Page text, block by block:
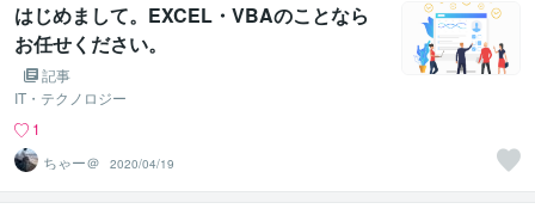
はじめまして。EXCEL・VBAのことなら
お任せください。
記事
IT・テクノロジー
1
ちゃー＠
2020/04/19